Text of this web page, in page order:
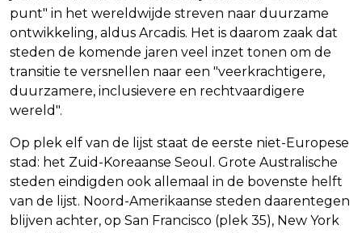
punt" in het wereldwijde streven naar duurzame
ontwikkeling, aldus Arcadis. Het is daarom zaak dat
steden de komende jaren veel inzet tonen om de
transitie te versnellen naar een "veerkrachtigere,
duurzamere, inclusievere en rechtvaardigere
wereld".
Op plek elf van de lijst staat de eerste niet-Europese
stad: het Zuid-Koreaanse Seoul. Grote Australische
steden eindigden ook allemaal in de bovenste helft
van de lijst. Noord-Amerikaanse steden daarentegen
blijven achter, op San Francisco (plek 35), New York